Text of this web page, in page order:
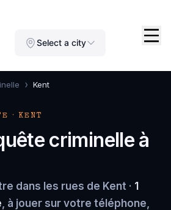
Select a city
› Kent
· KENT
criminelle à
dans les rues de Kent · 1
, à jouer sur votre téléphone,